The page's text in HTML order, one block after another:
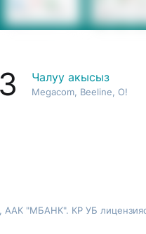
Чалуу акысыз
Megacom, Beeline, O!
ААК "МБАНК". КР УБ